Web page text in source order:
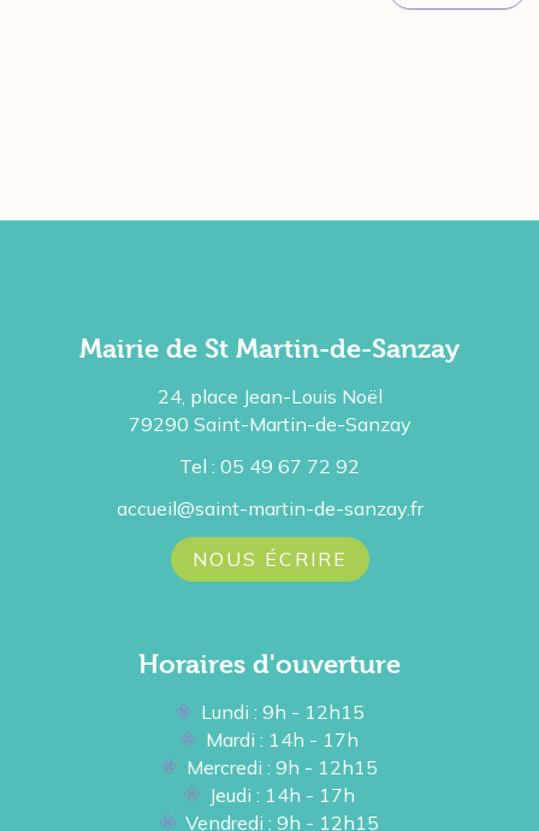
Mairie de St Martin-de-Sanzay
24, place Jean-Louis Noël
79290 Saint-Martin-de-Sanzay
Tel : 05 49 67 72 92
accueil@saint-martin-de-sanzay.fr
NOUS ÉCRIRE
Horaires d'ouverture
Lundi : 9h - 12h15
Mardi : 14h - 17h
Mercredi : 9h - 12h15
Jeudi : 14h - 17h
Vendredi : 9h - 12h15